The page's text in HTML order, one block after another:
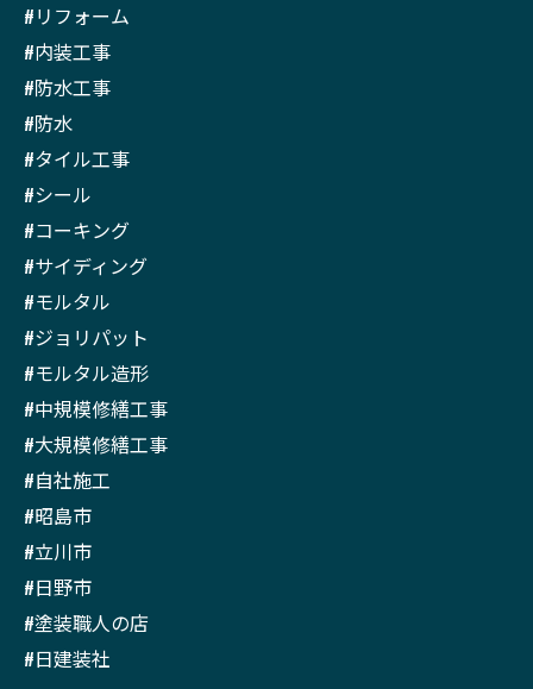
#リフォーム
#内装工事
#防水工事
#防水
#タイル工事
#シール
#コーキング
#サイディング
#モルタル
#ジョリパット
#モルタル造形
#中規模修繕工事
#大規模修繕工事
#自社施工
#昭島市
#立川市
#日野市
#塗装職人の店
#日建装社